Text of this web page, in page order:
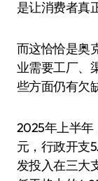
是让消费者真
而这恰恰是奥
业需要工厂、
些方面仍有欠
2025年上半年
元，行政开支
发投入在三大